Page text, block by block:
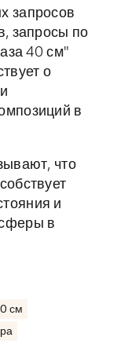
запросов
запросы по
40 см"
о
в
что
и
в
см